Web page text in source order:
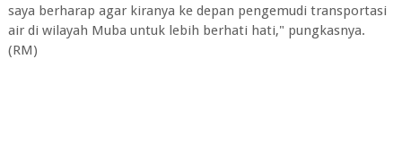
saya berharap agar kiranya ke depan pengemudi transportasi
air di wilayah Muba untuk lebih berhati hati," pungkasnya.
(RM)